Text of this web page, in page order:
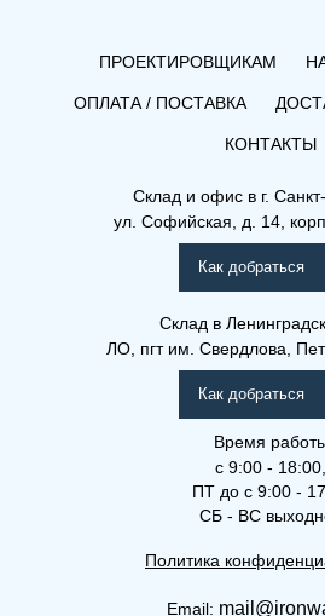
Внутрипольные
ПРОЕКТИРОВЩИКАМ
ОПЛАТА / ПОСТАВКА
КОНТАКТЫ
Склад и офис в г.
ул. Софийская, д. 14,
Как добраться
Склад в
ЛО, пгт им. Свердлова,
Как добраться
Время
с 9:00 - 18:00,
ПТ до с 9:00 -
СБ - ВС
Политика
Email: